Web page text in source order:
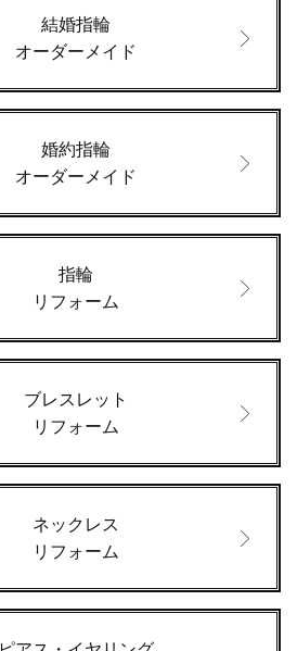
結婚指輪
オーダーメイド
婚約指輪
オーダーメイド
指輪
リフォーム
ブレスレット
リフォーム
ネックレス
リフォーム